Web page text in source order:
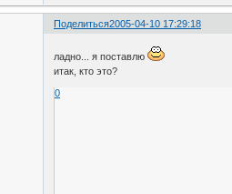
Поделиться2005-04-10 17:29:18
ладно... я поставлю
итак, кто это?
0